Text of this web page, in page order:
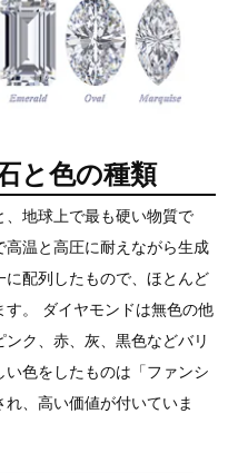
と色の種類
、地球上で最も硬い物質で
温と高圧に耐えながら生成
に配列したもので、ほとんど
。 ダイヤモンドは無色の他
ク、赤、灰、黒色などバリ
色をしたものは「ファンシ
、高い価値が付いていま